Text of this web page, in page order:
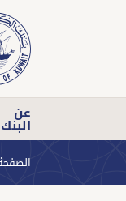
عن
البنك